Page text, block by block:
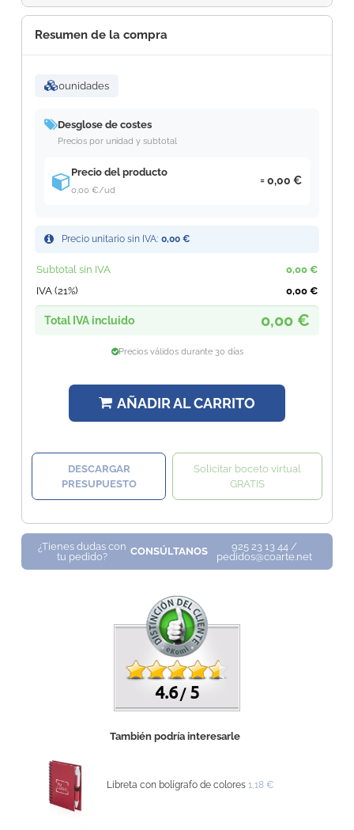
Resumen de la compra
0unidades
Desglose de costes
Precios por unidad y subtotal
Precio del producto
0,00 €/ud
0,00 €
Precio unitario sin IVA: 0,00 €
Subtotal sin IVA
0,00 €
IVA (21%)
0,00 €
Total IVA incluido 0,00 €
Precios válidos durante 30 días
AÑADIR AL CARRITO
DESCARGAR
PRESUPUESTO
Solicitar boceto virtual
GRATIS
¿Tienes dudas con
tu pedido?
CONSÚLTANOS
925 23 13 44 /
pedidos@coarte.net
4.6 /5
También podría interesarle
Libreta con bolígrafo de colores 1,18 €